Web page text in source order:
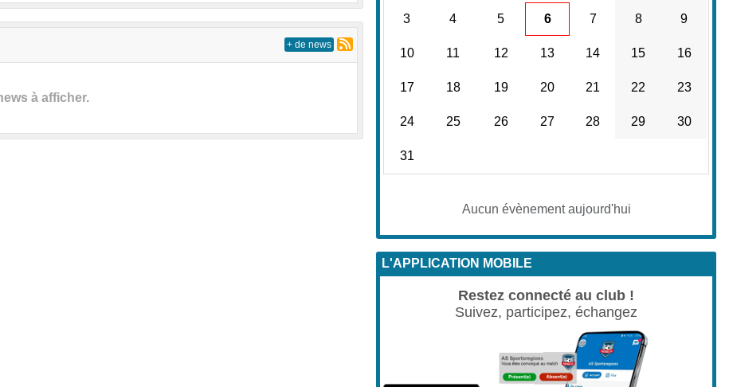
à afficher.
+ de news
3 4 5 6 7 8 9
10 11 12 13 14 15 16
17 18 19 20 21 22 23
24 25 26 27 28 29 30
31
Aucun évènement aujourd'hui
L'APPLICATION MOBILE
Restez connecté au club !
Suivez, participez, échangez